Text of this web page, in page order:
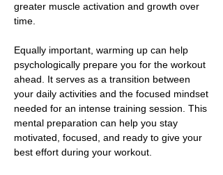
greater muscle activation and growth over
time.
Equally important, warming up can help
psychologically prepare you for the workout
ahead. It serves as a transition between
your daily activities and the focused mindset
needed for an intense training session. This
mental preparation can help you stay
motivated, focused, and ready to give your
best effort during your workout.